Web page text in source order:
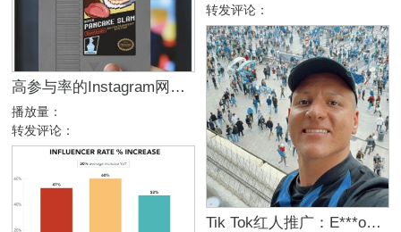
转发评论：
高参与率的Instagram网红营销帖子都喜欢用什么标题？
播放量：
转发评论：
Tik Tok红人推广：E***o｜意大利 娱乐